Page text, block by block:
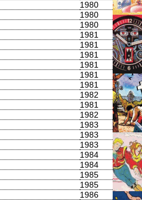
1980
1980
1980
1981
1981
1981
1981
1981
1981
1982
1981
1982
1983
1983
1983
1984
1984
1985
1985
1986